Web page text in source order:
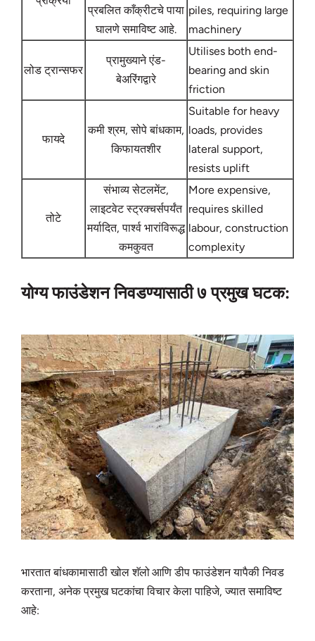
प्रबलित काँक्रीटचे पाया
घालणे समाविष्ट आहे.
piles, requiring large
machinery
लोड ट्रान्सफर
प्रामुख्याने एंड-
बेअरिंगद्वारे
Utilises both end-
bearing and skin
friction
फायदे
कमी श्रम, सोपे बांधकाम,
किफायतशीर
Suitable for heavy
loads, provides
lateral support,
resists uplift
तोटे
संभाव्य सेटलमेंट,
लाइटवेट स्ट्रक्चर्सपर्यंत
मर्यादित, पार्श्व भारांविरूद्ध
कमकुवत
More expensive,
requires skilled
labour, construction
complexity
योग्य फाउंडेशन निवडण्यासाठी ७ प्रमुख घटक:
भारतात बांधकामासाठी खोल शॅलो आणि डीप फाउंडेशन यापैकी निवड
करताना, अनेक प्रमुख घटकांचा विचार केला पाहिजे, ज्यात समाविष्ट
आहे: